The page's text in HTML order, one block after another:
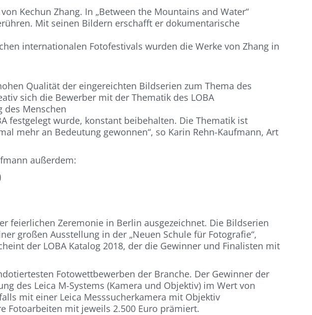
Kechun Zhang. In „Between the Mountains and Water“
Mit seinen Bildern erschafft er dokumentarische
internationalen Fotofestivals wurden die Werke von Zhang in
Qualität der eingereichten Bildserien zum Thema des
sich die Bewerber mit der Thematik des LOBA
des Menschen
festgelegt wurde, konstant beibehalten. Die Thematik ist
mehr an Bedeutung gewonnen“, so Karin Rehn-Kaufmann, Art
außerdem:
feierlichen Zeremonie in Berlin ausgezeichnet. Die Bildserien
großen Ausstellung in der „Neuen Schule für Fotografie“,
der LOBA Katalog 2018, der die Gewinner und Finalisten mit
Fotowettbewerben der Branche. Der Gewinner der
des Leica M-Systems (Kamera und Objektiv) im Wert von
mit einer Leica Messsucherkamera mit Objektiv
Fotoarbeiten mit jeweils 2.500 Euro prämiert.